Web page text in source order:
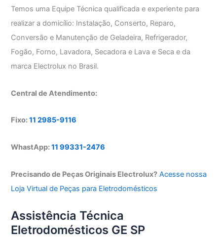
Temos uma Equipe Técnica qualificada e experiente para
realizar a domicílio: Instalação, Conserto, Reparo,
Conversão e Manutenção de Geladeira, Refrigerador,
Fogão, Forno, Lavadora, Secadora e Lava e Seca e da
marca Electrolux no Brasil.
Central de Atendimento:
Fixo:11 2985-9116
WhastApp:11 99331-2476
Precisando de Peças Originais Electrolux? Acesse nossa
Loja Virtual de Peças para Eletrodomésticos
Assistência Técnica
Eletrodomésticos GE SP